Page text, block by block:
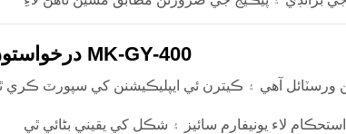
درخواستون MK-GY-400